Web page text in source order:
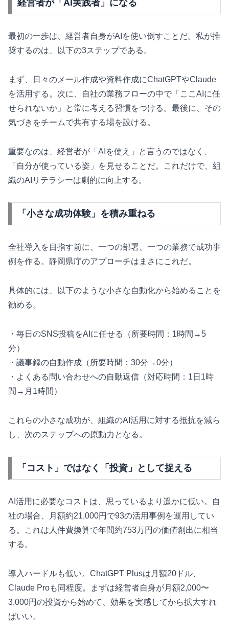
経営者が「AI実践者」になる
最初の一歩は、経営者自身がAIを使い倒すことだ。私が推
奨するのは、以下の3ステップである。
まず、日々のメール作成や資料作成にChatGPTやClaude
を活用する。次に、自社の業務フローの中で「ここAIに任
せられないか」と常に考える習慣をつける。最後に、その
気づきをチームで共有する場を設ける。
重要なのは、経営者が「AIを使え」と言うのではなく、
「自分が使っている姿」を見せることだ。これだけで、組
織のAIリテラシーは劇的に向上する。
「小さな成功体験」を積み重ねる
全社導入を目指す前に、一つの部署、一つの業務で成功事
例を作る。静岡県庁のアプローチはまさにこれだ。
具体的には、以下のような小さな自動化から始めることを
勧める。
・毎日のSNS投稿をAIに任せる（所要時間：1時間→5
分）
・議事録の自動作成（所要時間：30分→0分）
・よくある問い合わせへの自動返信（対応時間：1日1時
間→月1時間）
これらの小さな成功が、組織のAI活用に対する抵抗を減ら
し、次のステップへの原動力となる。
「コスト」ではなく「投資」として捉える
AI活用に必要なコストは、思っているより遥かに低い。自
社の場合、月額約21,000円で93の活用事例を運用してい
る。これは人件費換算で年間約753万円の価値創出に相当
する。
導入ハードルも低い。ChatGPT Plusは月額20ドル、
Claude Proも同程度。まずは経営者自身が月額2,000〜
3,000円の投資から始めて、効果を実感してから拡大すれ
ばいい。